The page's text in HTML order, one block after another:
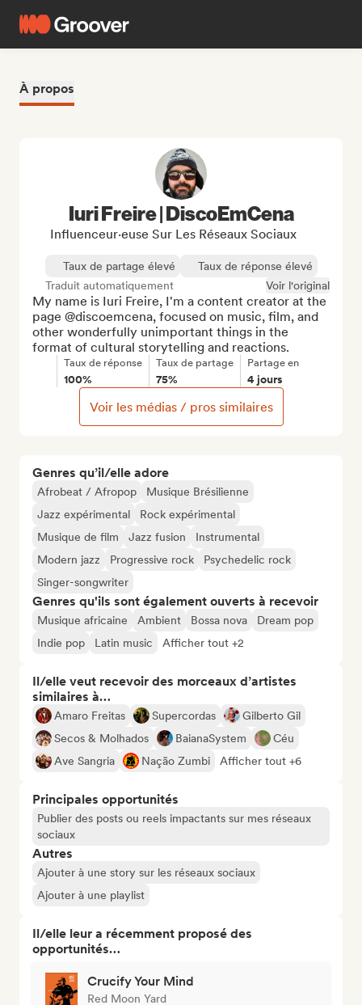
À propos
Genres qu’il/elle adore
Afrobeat / Afropop
Musique Brésilienne
Jazz expérimental
Rock expérimental
Musique de film
Jazz fusion
Instrumental
Modern jazz
Progressive rock
Psychedelic rock
Singer-songwriter
Genres qu'ils sont également ouverts à recevoir
Musique africaine Ambient Bossa nova
Dream pop
Indie pop
Latin music Afficher tout +2
Il/elle veut recevoir des morceaux d’artistes
similaires à…
Amaro Freitas Supercordas
Gilberto Gil
Secos & Molhados
BaianaSystem
Céu
Ave Sangria
Nação Zumbi Afficher tout +6
Principales opportunités
Publier des posts ou reels impactants sur mes réseaux
sociaux
Autres
Ajouter à une story sur les réseaux sociaux
Ajouter à une playlist
Il/elle leur a récemment proposé des
opportunités…
Crucify Your Mind
Red Moon Yard
Iuri Freire | DiscoEmCena
Influenceur·euse Sur Les Réseaux Sociaux
Taux de partage élevé
Taux de réponse élevé
Traduit automatiquement
Voir l'original
My name is Iuri Freire, I'm a content creator at the
page @discoemcena, focused on music, film, and
other wonderfully unimportant things in the
format of cultural storytelling and reactions.
Taux de réponse
100%
Taux de partage
75%
Partage en
4 jours
Voir les médias / pros similaires